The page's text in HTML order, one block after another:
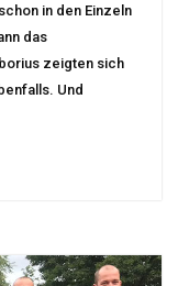
in den Einzeln
das
zeigten sich
Und